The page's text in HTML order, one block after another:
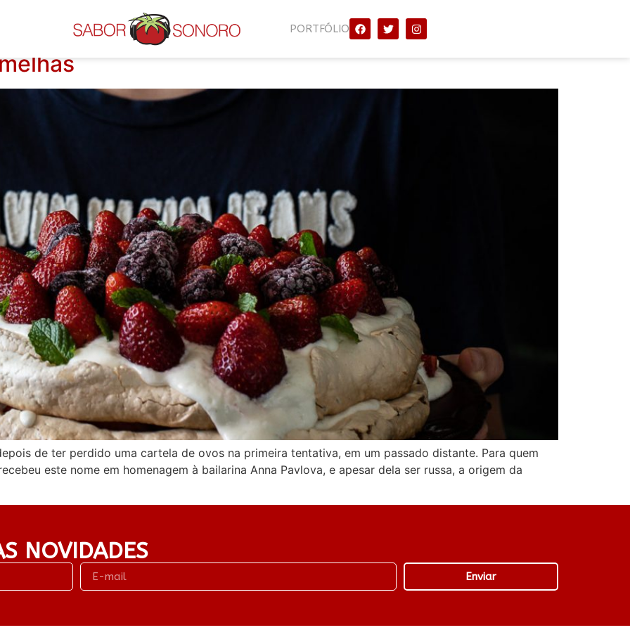
PORTFÓLIO
de ter perdido uma cartela de ovos na primeira tentativa, em um passado distante. Para quem
este nome em homenagem à bailarina Anna Pavlova, e apesar dela ser russa, a origem da
NOVIDADES
Enviar